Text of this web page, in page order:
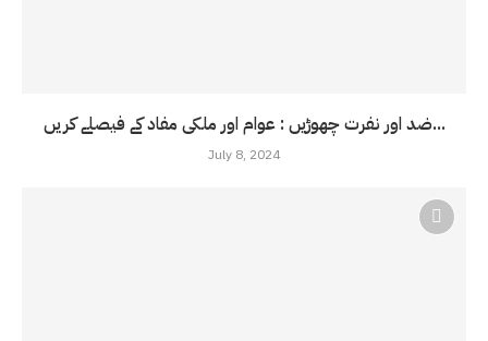
ضد اور نفرت چھوڑیں : عوام اور ملکی مفاد کے فیصلے کریں...
July 8, 2024